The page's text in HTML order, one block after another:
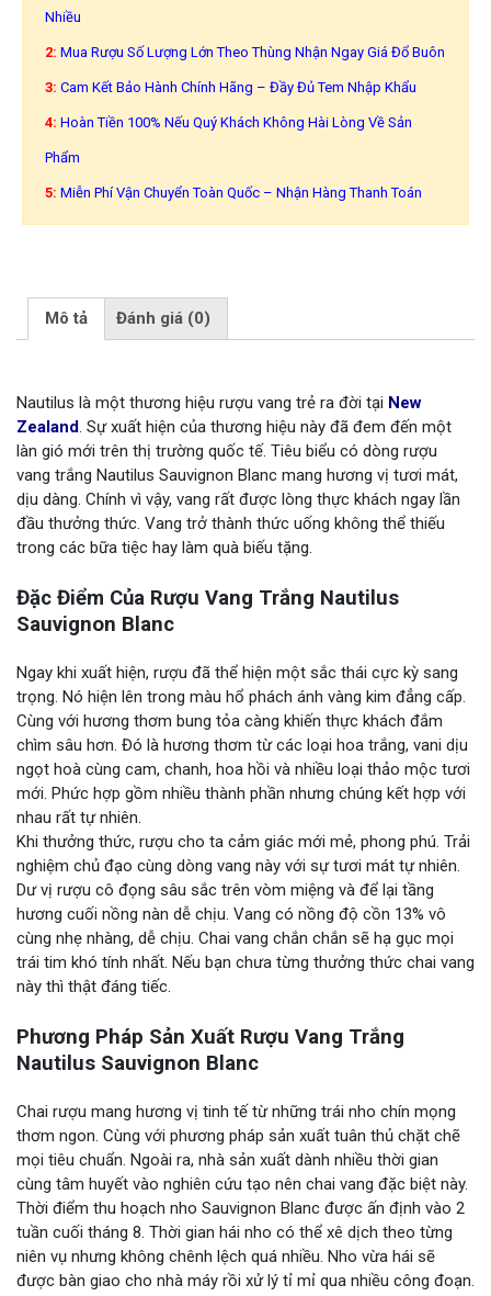
Nhiều
2: Mua Rượu Số Lượng Lớn Theo Thùng Nhận Ngay Giá Đổ Buôn
3: Cam Kết Bảo Hành Chính Hãng – Đầy Đủ Tem Nhập Khẩu
4: Hoàn Tiền 100% Nếu Quý Khách Không Hài Lòng Về Sản
Phẩm
5: Miễn Phí Vận Chuyển Toàn Quốc – Nhận Hàng Thanh Toán
Mô tả Đánh giá (0)
Nautilus là một thương hiệu rượu vang trẻ ra đời tại New
Zealand. Sự xuất hiện của thương hiệu này đã đem đến một
làn gió mới trên thị trường quốc tế. Tiêu biểu có dòng rượu
vang trắng Nautilus Sauvignon Blanc mang hương vị tươi mát,
dịu dàng. Chính vì vậy, vang rất được lòng thực khách ngay lần
đầu thưởng thức. Vang trở thành thức uống không thể thiếu
trong các bữa tiệc hay làm quà biếu tặng.
Đặc Điểm Của Rượu Vang Trắng Nautilus
Sauvignon Blanc
Ngay khi xuất hiện, rượu đã thể hiện một sắc thái cực kỳ sang
trọng. Nó hiện lên trong màu hổ phách ánh vàng kim đẳng cấp.
Cùng với hương thơm bung tỏa càng khiến thực khách đắm
chìm sâu hơn. Đó là hương thơm từ các loại hoa trắng, vani dịu
ngọt hoà cùng cam, chanh, hoa hồi và nhiều loại thảo mộc tươi
mới. Phức hợp gồm nhiều thành phần nhưng chúng kết hợp với
nhau rất tự nhiên.
Khi thưởng thức, rượu cho ta cảm giác mới mẻ, phong phú. Trải
nghiệm chủ đạo cùng dòng vang này với sự tươi mát tự nhiên.
Dư vị rượu cô đọng sâu sắc trên vòm miệng và để lại tầng
hương cuối nồng nàn dễ chịu. Vang có nồng độ cồn 13% vô
cùng nhẹ nhàng, dễ chịu. Chai vang chắn chắn sẽ hạ gục mọi
trái tim khó tính nhất. Nếu bạn chưa từng thưởng thức chai vang
này thì thật đáng tiếc.
Phương Pháp Sản Xuất Rượu Vang Trắng
Nautilus Sauvignon Blanc
Chai rượu mang hương vị tinh tế từ những trái nho chín mọng
thơm ngon. Cùng với phương pháp sản xuất tuân thủ chặt chẽ
mọi tiêu chuẩn. Ngoài ra, nhà sản xuất dành nhiều thời gian
cùng tâm huyết vào nghiên cứu tạo nên chai vang đặc biệt này.
Thời điểm thu hoạch nho Sauvignon Blanc được ấn định vào 2
tuần cuối tháng 8. Thời gian hái nho có thể xê dịch theo từng
niên vụ nhưng không chênh lệch quá nhiều. Nho vừa hái sẽ
được bàn giao cho nhà máy rồi xử lý tỉ mỉ qua nhiều công đoạn.